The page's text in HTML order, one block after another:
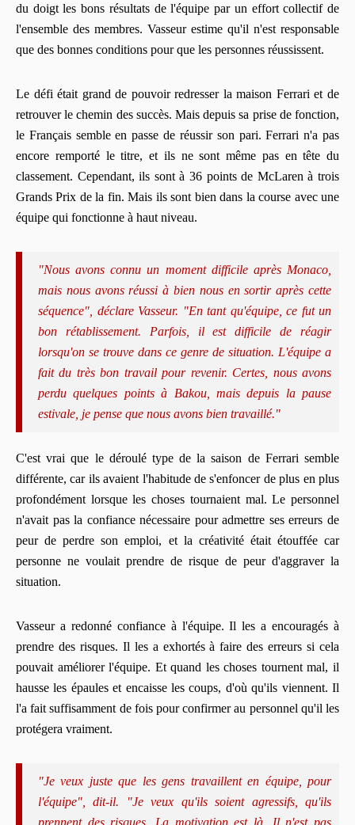
du doigt les bons résultats de l'équipe par un effort collectif de
l'ensemble des membres. Vasseur estime qu'il n'est responsable
que des bonnes conditions pour que les personnes réussissent.
Le défi était grand de pouvoir redresser la maison Ferrari et de
retrouver le chemin des succès. Mais depuis sa prise de fonction,
le Français semble en passe de réussir son pari. Ferrari n'a pas
encore remporté le titre, et ils ne sont même pas en tête du
classement. Cependant, ils sont à 36 points de McLaren à trois
Grands Prix de la fin. Mais ils sont bien dans la course avec une
équipe qui fonctionne à haut niveau.
"Nous avons connu un moment difficile après Monaco,
mais nous avons réussi à bien nous en sortir après cette
séquence", déclare Vasseur. "En tant qu'équipe, ce fut un
bon rétablissement. Parfois, il est difficile de réagir
lorsqu'on se trouve dans ce genre de situation. L'équipe a
fait du très bon travail pour revenir. Certes, nous avons
perdu quelques points à Bakou, mais depuis la pause
estivale, je pense que nous avons bien travaillé."
C'est vrai que le déroulé type de la saison de Ferrari semble
différente, car ils avaient l'habitude de s'enfoncer de plus en plus
profondément lorsque les choses tournaient mal. Le personnel
n'avait pas la confiance nécessaire pour admettre ses erreurs de
peur de perdre son emploi, et la créativité était étouffée car
personne ne voulait prendre de risque de peur d'aggraver la
situation.
Vasseur a redonné confiance à l'équipe. Il les a encouragés à
prendre des risques. Il les a exhortés à faire des erreurs si cela
pouvait améliorer l'équipe. Et quand les choses tournent mal, il
hausse les épaules et encaisse les coups, d'où qu'ils viennent. Il
l'a fait suffisamment de fois pour confirmer au personnel qu'il les
protégera vraiment.
"Je veux juste que les gens travaillent en équipe, pour
l'équipe", dit-il. "Je veux qu'ils soient agressifs, qu'ils
prennent des risques. La motivation est là. Il n'est pas